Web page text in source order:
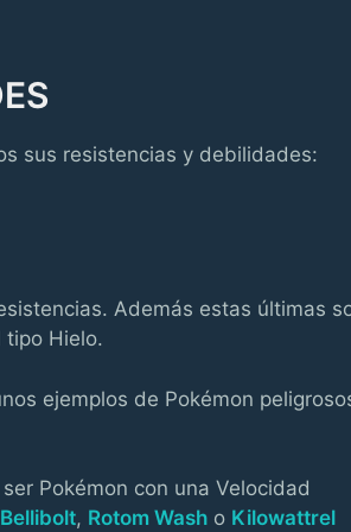
sus resistencias y debilidades:
Además estas últimas
tipo Hielo.
ejemplos de Pokémon
Pokémon con una Velocidad
Bellibolt, Rotom Wash o Kilowattrel